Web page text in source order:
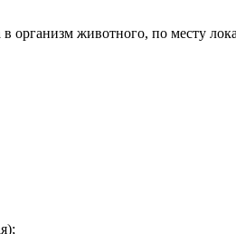
организм животного, по месту